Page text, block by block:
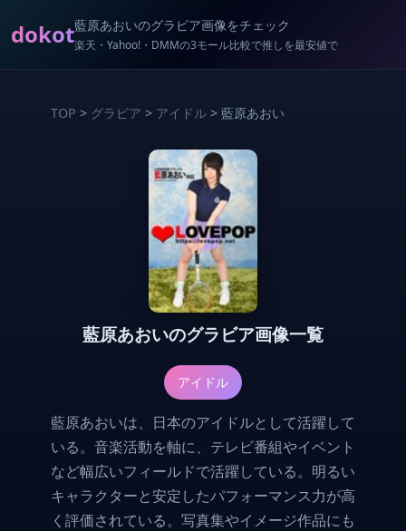
dokot藍原あおいのグラビア画像をチェック
楽天・Yahoo!・DMMの3モール比較で推しを最安値で
TOP > グラビア > アイドル > 藍原あおい
藍原あおいのグラビア画像一覧
アイドル
藍原あおいは、日本のアイドルとして活躍して
いる。音楽活動を軸に、テレビ番組やイベント
など幅広いフィールドで活躍している。明るい
キャラクターと安定したパフォーマンス力が高
く評価されている。写真集やイメージ作品にも